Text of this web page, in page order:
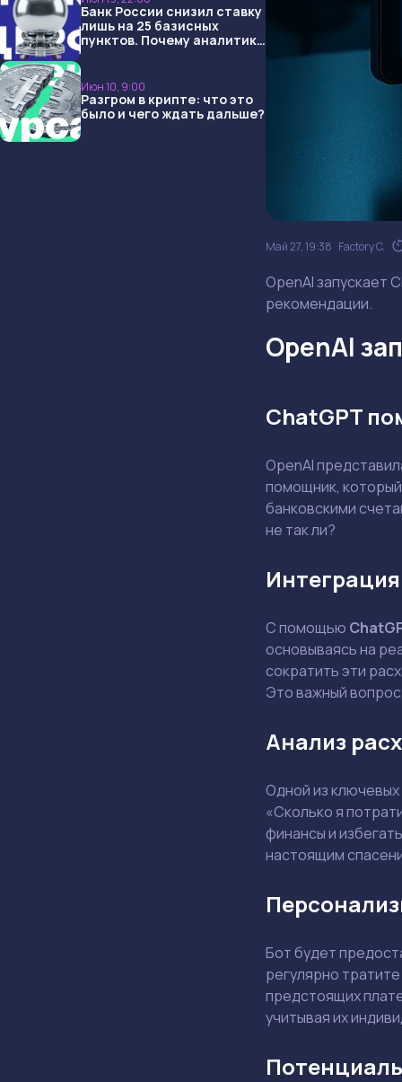
Банк России снизил ставку
лишь на 25 базисных
пунктов. Почему аналитики
Июн 10, 9:00
Разгром в крипте: что это
было и чего ждать дальше?
Май 27, 19:38 Factory C.
OpenAI запускает
рекомендации.
OpenAI
ChatGPT
OpenAI
помощник,
банковскими
не так ли?
С помощью
основываясь на
сократить эти
Это важный
Анализ
Одной из
«Сколько я
финансы и
настоящим
Бот будет
регулярно
предстоящих
учитывая их